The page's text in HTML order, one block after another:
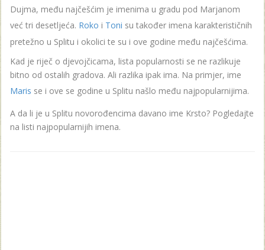
Dujma, među najčešćim je imenima u gradu pod Marjanom
već tri desetljeća. Roko i Toni su također imena karakterističnih
pretežno u Splitu i okolici te su i ove godine među najčešćima.
Kad je riječ o djevojčicama, lista popularnosti se ne razlikuje
bitno od ostalih gradova. Ali razlika ipak ima. Na primjer, ime
Maris se i ove se godine u Splitu našlo među najpopularnijima.
A da li je u Splitu novorođencima davano ime Krsto? Pogledajte
na listi najpopularnijih imena.